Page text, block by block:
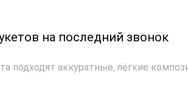
на последний звонок
подходят аккуратные, лёгкие